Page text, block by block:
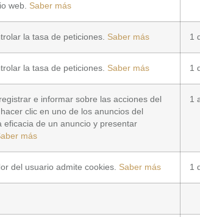
web. Saber más
la tasa de peticiones. Saber más 1
la tasa de peticiones. Saber más 1
e informar sobre las acciones del
clic en uno de los anuncios del
de un anuncio y presentar
más
1
del usuario admite cookies. Saber más 1